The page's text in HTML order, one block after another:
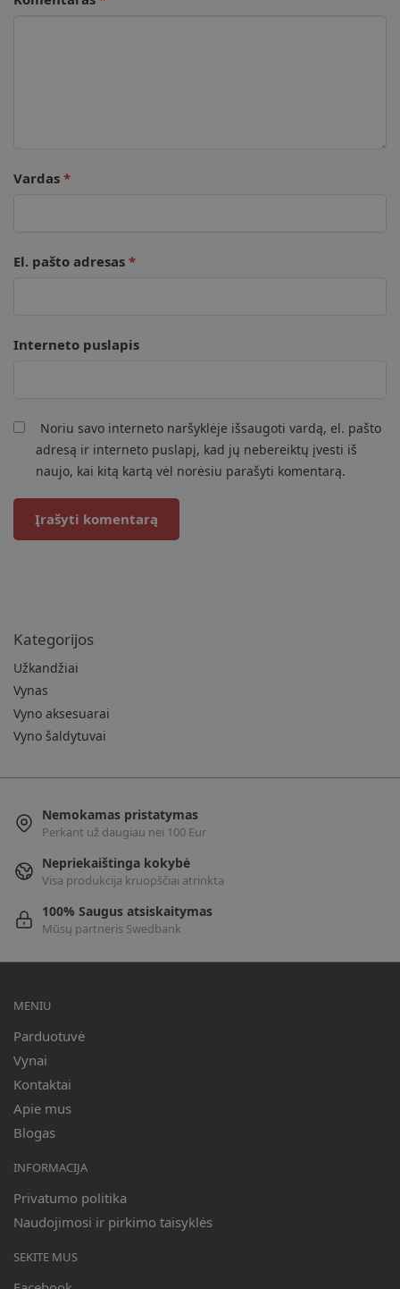
Vardas *
El. pašto adresas *
Interneto puslapis
Noriu savo interneto naršyklėje išsaugoti vardą, el. pašto
adresą ir interneto puslapį, kad jų nebereiktų įvesti iš
naujo, kai kitą kartą vėl norėsiu parašyti komentarą.
Kategorijos
Užkandžiai
Vynas
Vyno aksesuarai
Vyno šaldytuvai
Nemokamas pristatymas
Perkant už daugiau nei 100 Eur
Nepriekaištinga kokybė
Visa produkcija kruopščiai atrinkta
100% Saugus atsiskaitymas
Mūsų partneris Swedbank
MENIU
Parduotuvė
Vynai
Kontaktai
Apie mus
Blogas
INFORMACIJA
Privatumo politika
Naudojimosi ir pirkimo taisyklės
SEKITE MUS